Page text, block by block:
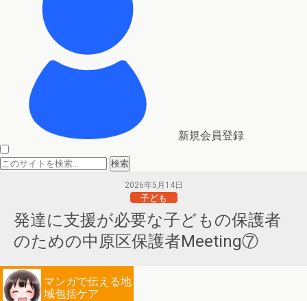
新規会員登録
2026年5月14日
子ども
発達に支援が必要な子どもの保護者
のための中原区保護者Meeting⑦
マンガで伝える地
域包括ケア